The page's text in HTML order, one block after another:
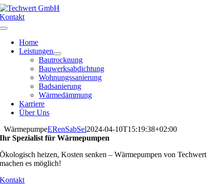
Zum
Inhalt
springen
Kontakt
Toggle
NavigationHome
Leistungen
Bautrocknung
Bauwerksabdichtung
Wohnungssanierung
Badsanierung
Wärmedämmung
Karriere
Über Uns
WärmepumpeERenSabSel2024-04-10T15:19:38+02:00
Ihr Spezialist für Wärmepumpen
Ökologisch heizen, Kosten senken – Wärmepumpen von Techwert
machen es möglich!
Kontakt